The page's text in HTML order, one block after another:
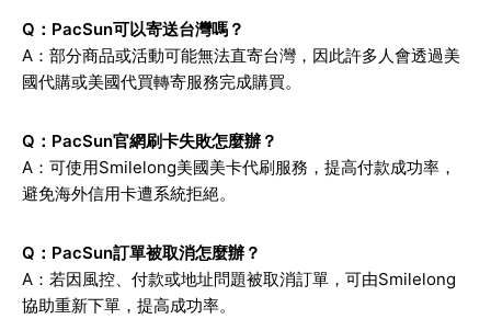
Q：PacSun可以寄送台灣嗎？
A：部分商品或活動可能無法直寄台灣，因此許多人會透過美
國代購或美國代買轉寄服務完成購買。
Q：PacSun官網刷卡失敗怎麼辦？
A：可使用Smilelong美國美卡代刷服務，提高付款成功率，
避免海外信用卡遭系統拒絕。
Q：PacSun訂單被取消怎麼辦？
A：若因風控、付款或地址問題被取消訂單，可由Smilelong
協助重新下單，提高成功率。